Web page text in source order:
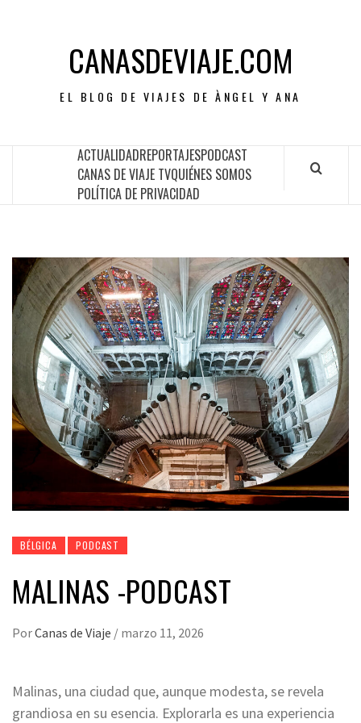
CANASDEVIAJE.COM
EL BLOG DE VIAJES DE ÀNGEL Y ANA
ACTUALIDADREPORTAJESPODCAST
CANAS DE VIAJE TVQUIÉNES SOMOS
POLÍTICA DE PRIVACIDAD
BÉLGICA PODCAST
MALINAS -PODCAST
PorCanas de Viaje / marzo 11, 2026
Malinas, una ciudad que, aunque modesta, se revela
grandiosa en su esencia. Explorarla es una experiencia